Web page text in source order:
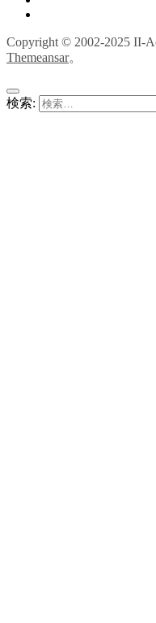
Copyright © 2002-2025 II-
Themeansar。
検索: